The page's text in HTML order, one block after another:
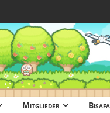
Mitglieder